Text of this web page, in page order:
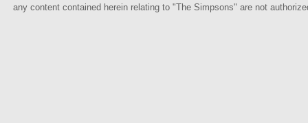
any content contained herein relating to "The Simpsons" are not